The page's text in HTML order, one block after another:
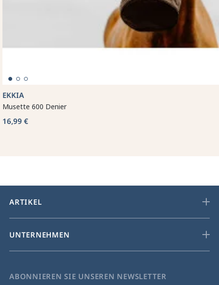
EKKIA
Musette 600 Denier
16,99 €
ARTIKEL
UNTERNEHMEN
ABONNIEREN SIE UNSEREN NEWSLETTER